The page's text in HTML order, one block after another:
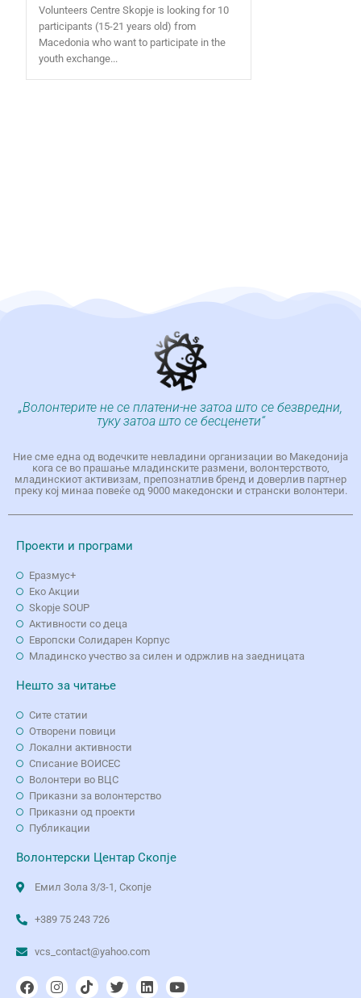
Volunteers Centre Skopje is looking for 10
participants (15-21 years old) from
Macedonia who want to participate in the
youth exchange...
„Волонтерите не се платени-не затоа што се безвредни,
туку затоа што се бесценети“
Ние сме една од водечките невладини организации во Македонија
кога се во прашање младинските размени, волонтерството,
младинскиот активизам, препознатлив бренд и доверлив партнер
преку кој минаа повеќе од 9000 македонски и странски волонтери.
Проекти и програми
Еразмус+
Еко Aкции
Skopje SOUP
Активности со деца
Европски Солидарен Корпус
Младинско учество за силен и одржлив на заедницата
Нешто за читање
Сите статии
Отворени повици
Локални активности
Списание ВОИСЕС
Волонтери во ВЦС
Приказни за волонтерство
Приказни од проекти
Публикации
Волонтерски Центар Скопје
Емил Зола 3/3-1, Скопје
+389 75 243 726
vcs_contact@yahoo.com